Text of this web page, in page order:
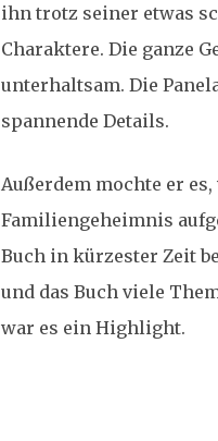
ihn trotz seiner etwas
Charaktere. Die ganze
unterhaltsam. Die
spannende Details.
Außerdem mochte er
Familiengeheimnis
Buch in kürzester Zeit
und das Buch viele
war es ein Highlight.